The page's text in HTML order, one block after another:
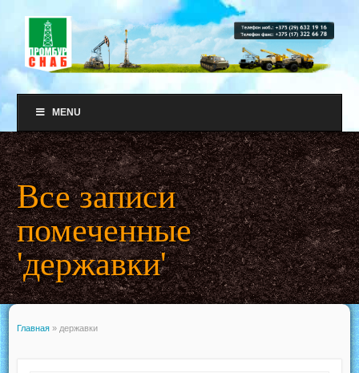
MENU
Все записи
помеченные
'державки'
Главная » державки